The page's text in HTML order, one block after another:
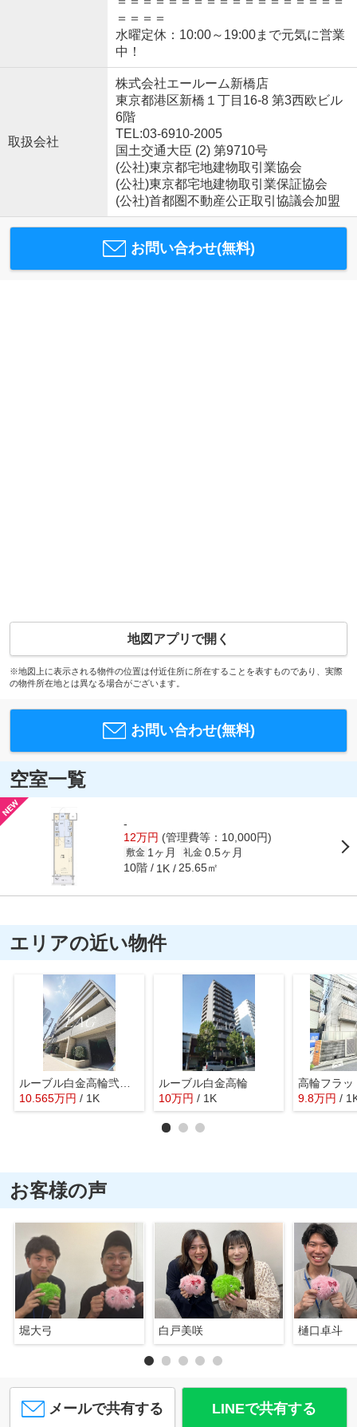
＝＝＝＝
水曜定休：10:00～19:00まで元気に営業
中！
取扱会社
株式会社エールーム新橋店
東京都港区新橋１丁目16-8 第3西欧ビル
6階
TEL:03-6910-2005
国土交通大臣 (2) 第9710号
(公社)東京都宅地建物取引業協会
(公社)東京都宅地建物取引業保証協会
(公社)首都圏不動産公正取引協議会加盟
お問い合わせ(無料)
地図アプリで開く
※地図上に表示される物件の位置は付近住所に所在することを表すものであり、実際
の物件所在地とは異なる場合がございます。
お問い合わせ(無料)
空室一覧
-
12万円 (管理費等：10,000円)
敷金 1ヶ月 礼金 0.5ヶ月
10階 1K 25.65㎡
エリアの近い物件
10.565万円 / 1K
ルーブル白金高輪
10万円 / 1K
高輪フラッ
9.8万円 /
お客様の声
堀大弓 白戸美咲 樋口卓斗
メールで共有する LINEで共有する